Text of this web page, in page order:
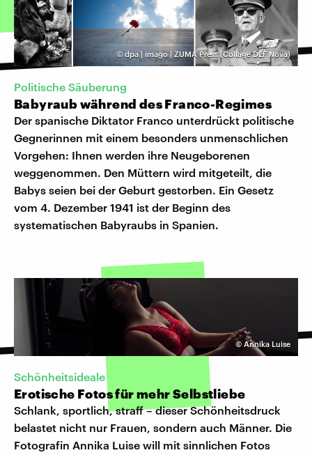
© dpa | imago | ZUMA Press (Collage DLF Nova)
Politische Säuberung
Babyraub während des Franco-Regimes
Der spanische Diktator Franco unterdrückt politische
Gegnerinnen mit einem besonders unmenschlichen
Vorgehen: Ihnen werden ihre Neugeborenen
weggenommen. Den Müttern wird mitgeteilt, die
Babys seien bei der Geburt gestorben. Ein Gesetz
vom 4. Dezember 1941 ist der Beginn des
systematischen Babyraubs in Spanien.
© Annika Luise
Schönheitsideale
Erotische Fotos für mehr Selbstliebe
Schlank, sportlich, straff – dieser Schönheitsdruck
belastet nicht nur Frauen, sondern auch Männer. Die
Fotografin Annika Luise will mit sinnlichen Fotos